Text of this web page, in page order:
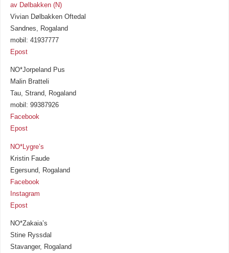
av Dølbakken (N)
Vivian Dølbakken Oftedal
Sandnes, Rogaland
mobil: 41937777
Epost
NO*Jorpeland Pus
Malin Bratteli
Tau, Strand, Rogaland
mobil: 99387926
Facebook
Epost
NO*Lygre’s
Kristin Faude
Egersund, Rogaland
Facebook
Instagram
Epost
NO*Zakaia’s
Stine Ryssdal
Stavanger, Rogaland